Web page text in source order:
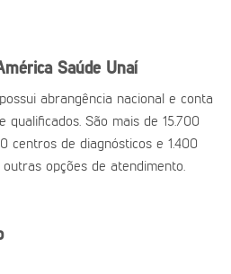
Saúde Unaí
abrangência nacional e conta
qualificados. São mais de 15.700
centros de diagnósticos e 1.400
opções de atendimento.